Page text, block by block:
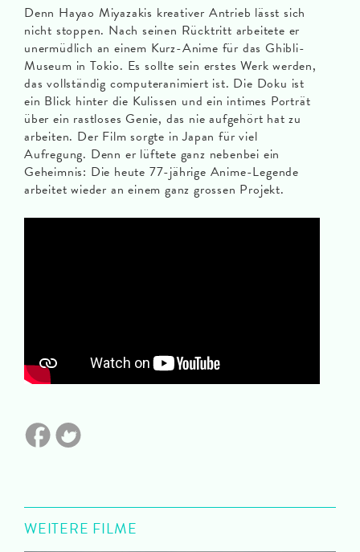
Denn Hayao Miyazakis kreativer Antrieb lässt sich
nicht stoppen. Nach seinen Rücktritt arbeitete er
unermüdlich an einem Kurz-Anime für das Ghibli-
Museum in Tokio. Es sollte sein erstes Werk werden,
das vollständig computeranimiert ist. Die Doku ist
ein Blick hinter die Kulissen und ein intimes Porträt
über ein rastloses Genie, das nie aufgehört hat zu
arbeiten. Der Film sorgte in Japan für viel
Aufregung. Denn er lüftete ganz nebenbei ein
Geheimnis: Die heute 77-jährige Anime-Legende
arbeitet wieder an einem ganz grossen Projekt.
WEITERE FILME